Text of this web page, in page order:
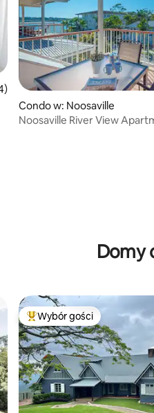
4,84 na 5, liczba recenzji:
Condo w: Noosaville
Noosaville River View
Domy
Najpopularniejsze z
Wybór gości